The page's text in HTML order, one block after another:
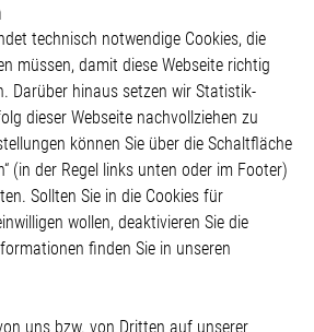
technisch notwendige Cookies, die
müssen, damit diese Webseite richtig
Darüber hinaus setzen wir Statistik-
dieser Webseite nachvollziehen zu
können Sie über die Schaltfläche
(in der Regel links unten oder im Footer)
Sollten Sie in die Cookies für
wollen, deaktivieren Sie die
finden Sie in unseren
uns bzw. von Dritten auf unserer